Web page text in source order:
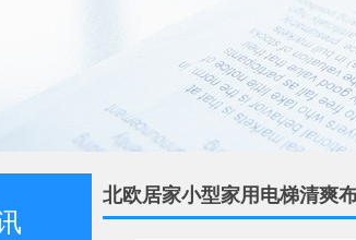
北欧居家小型家用电梯清爽